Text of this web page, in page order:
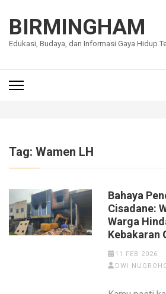
konten
(Tekan
BIRMINGHAM
Edukasi, Budaya, dan Informasi Gaya Hidup
Tag: Wamen LH
Bahaya
Cisadane:
Warga
Kebakaran
11 FEB 2026
DWI